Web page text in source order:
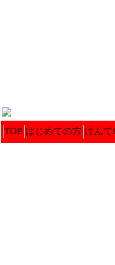
TOP はじめての方 けんて